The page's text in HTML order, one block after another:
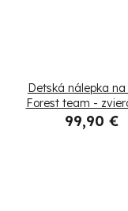
Detská nálepka na
Forest team -
stromy
99,90 €